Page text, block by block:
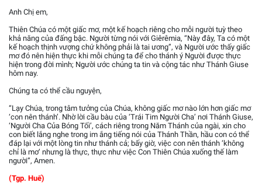
Anh Chị em,
Thiên Chúa có một giấc mơ, một kế hoạch riêng cho mỗi người tuỳ theo
khả năng của đấng bậc. Người từng nói với Giêrêmia, “Này đây, Ta có một
kế hoạch thịnh vượng chứ không phải là tai ương”, và Người ước thấy giấc
mơ đó nên hiện thực khi mỗi chúng ta để cho thánh ý Người được thực
hiện trong đời mình; Người ước chúng ta tin và cộng tác như Thánh Giuse
hôm nay.
Chúng ta có thể cầu nguyện,
“Lạy Chúa, trong tâm tưởng của Chúa, không giấc mơ nào lớn hơn giấc mơ
‘con nên thánh’. Nhờ lời cầu bàu của ‘Trái Tim Người Cha’ nơi Thánh Giuse,
‘Người Cha Của Bóng Tối’, cách riêng trong Năm Thánh của ngài, xin cho
con biết lắng nghe trong im ắng tiếng nói của Thánh Thần, hầu con có thể
đáp lại với một lòng tin như thánh cả; bấy giờ, việc con nên thánh ‘không
chỉ là mơ’ nhưng là thực, thực như việc Con Thiên Chúa xuống thế làm
người”, Amen.
(Tgp. Huế)